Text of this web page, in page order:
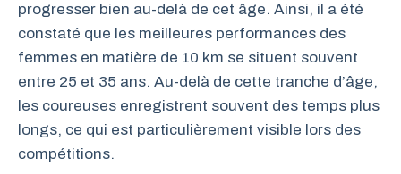
progresser bien au-delà de cet âge. Ainsi, il a été
constaté que les meilleures performances des
femmes en matière de 10 km se situent souvent
entre 25 et 35 ans. Au-delà de cette tranche d’âge,
les coureuses enregistrent souvent des temps plus
longs, ce qui est particulièrement visible lors des
compétitions.